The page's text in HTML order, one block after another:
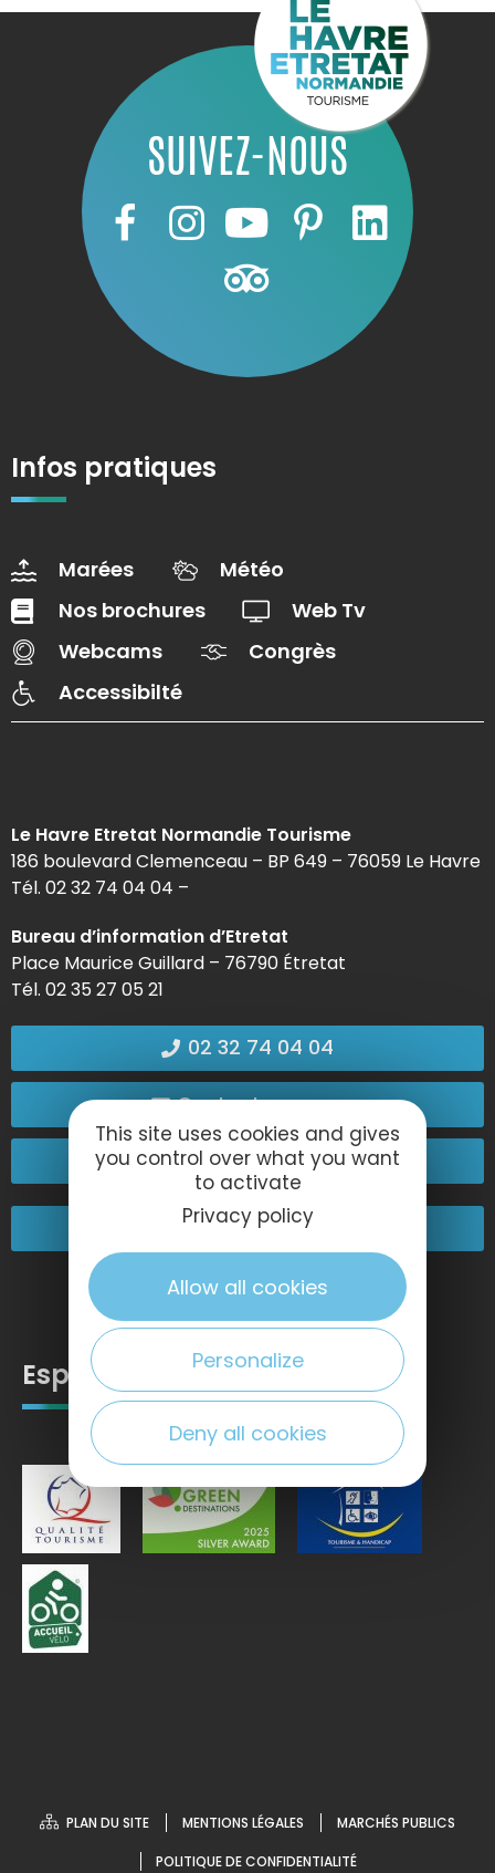
SUIVEZ-NOUS
Infos pratiques
Marées
Météo
Nos brochures
Web Tv
Webcams
Congrès
Accessibilté
Le Havre Etretat Normandie Tourisme
186 boulevard Clemenceau – BP 649 – 76059 Le Havre
Tél. 02 32 74 04 04 –
Bureau d’information d’Etretat
Place Maurice Guillard – 76790 Étretat
Tél. 02 35 27 05 21
02 32 74 04 04
Contactez-nous
Passez nous voir !
Nos engagements
Espace pro
PLAN DU SITE MENTIONS LÉGALES MARCHÉS PUBLICS
POLITIQUE DE CONFIDENTIALITÉ
This site uses cookies and gives
you control over what you want
to activate
Privacy policy
Allow all cookies
Personalize
Deny all cookies